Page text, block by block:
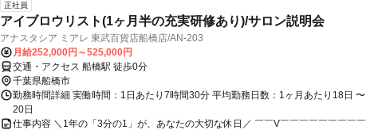
正社員
アイブロウリスト(1ヶ月半の充実研修あり)/サロン説明会
アナスタシア ミアレ 東武百貨店船橋店/AN-203
月給252,000円～525,000円
交通・アクセス 船橋駅 徒歩0分
千葉県船橋市
勤務時間詳細 実働時間：1日あたり7時間30分 平均勤務日数：1ヶ月あたり18日 〜
20日
仕事内容 ＼1年の「3分の1」が、あなたの大切な休日／ ￣￣V￣￣￣￣￣￣￣￣￣